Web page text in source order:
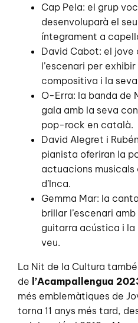
Cap Pela: el grup
desenvoluparà el
íntegrament a
David Cabot: el
l’escenari per
compositiva i la
O-Erra: la banda de
gala amb la seva
pop-rock en català.
David Alegret i
pianista oferiran la
actuacions musicals
d’Inca.
Gemma Mar: la
brillar l’escenari
guitarra acústica i
veu.
La Nit de la Cultura
de l’Acampallengua
més emblemàtiques de
torna 11 anys més tard,